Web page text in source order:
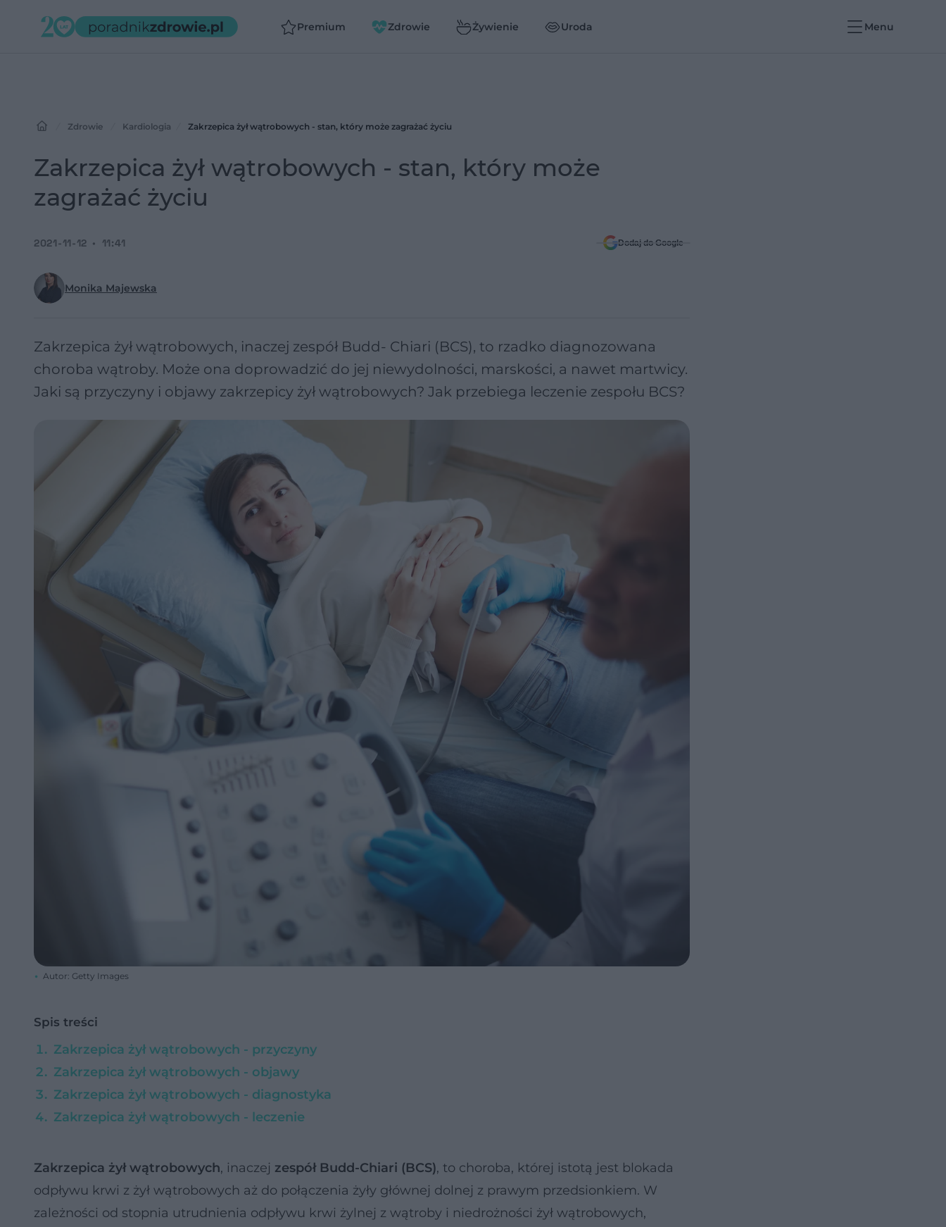
Premium Zdrowie Żywienie Uroda Menu
Zdrowie Kardiologia Zakrzepica żył wątrobowych - stan, który może zagrażać życiu
Zakrzepica żył wątrobowych - stan, który może
zagrażać życiu
Monika Majewska
2021-11-12 11:41 Dodaj do Google
Zakrzepica żył wątrobowych, inaczej zespół Budd- Chiari (BCS), to rzadko diagnozowana
choroba wątroby. Może ona doprowadzić do jej niewydolności, marskości, a nawet martwicy.
Jaki są przyczyny i objawy zakrzepicy żył wątrobowych? Jak przebiega leczenie zespołu BCS?
Autor: Getty Images
Spis treści
Zakrzepica żył wątrobowych - przyczyny
Zakrzepica żył wątrobowych - objawy
Zakrzepica żył wątrobowych - diagnostyka
Zakrzepica żył wątrobowych - leczenie
Zakrzepica żył wątrobowych, inaczej zespół Budd-Chiari (BCS), to choroba, której istotą jest blokada
odpływu krwi z żył wątrobowych aż do połączenia żyły głównej dolnej z prawym przedsionkiem. W
zależności od stopnia utrudnienia odpływu krwi żylnej z wątroby i niedrożności żył wątrobowych,